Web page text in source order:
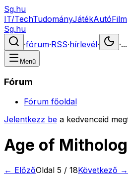
Sg.hu
IT/TechTudományJátékAutóFilm
Sg.hu
·fórum·RSS·hírlevél· ·...
Menü
Fórum
Fórum főoldal
Jelentkezz be a kedvenceid
Age of
← ElőzőOldal 5 / 18Következő →